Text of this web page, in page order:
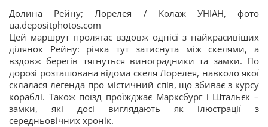
Долина Рейну; Лорелея / Колаж УНІАН, фото
ua.depositphotos.com
Цей маршрут пролягає вздовж однієї з найкрасивіших
ділянок Рейну: річка тут затиснута між скелями, а
вздовж берегів тягнуться виноградники та замки. По
дорозі розташована відома скеля Лорелея, навколо якої
склалася легенда про містичний спів, що збиває з курсу
кораблі. Також поїзд проїжджає Марксбург і Штальєк –
замки, які досі виглядають як ілюстрації з
середньовічних хронік.